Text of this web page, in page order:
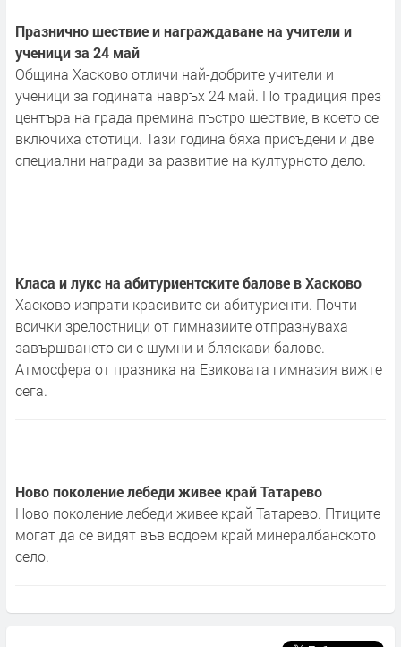
Празнично шествие и награждаване на учители и
ученици за 24 май
Община Хасково отличи най-добрите учители и
ученици за годината навръх 24 май. По традиция през
центъра на града премина пъстро шествие, в което се
включиха стотици. Тази година бяха присъдени и две
специални награди за развитие на културното дело.
Класа и лукс на абитуриентските балове в Хасково
Хасково изпрати красивите си абитуриенти. Почти
всички зрелостници от гимназиите отпразнуваха
завършването си с шумни и бляскави балове.
Атмосфера от празника на Езиковата гимназия вижте
сега.
Ново поколение лебеди живее край Татарево
Ново поколение лебеди живее край Татарево. Птиците
могат да се видят във водоем край минералбанското
село.